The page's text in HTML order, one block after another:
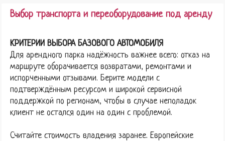
Выбор транспорта и переоборудование под аренду
КРИТЕРИИ ВЫБОРА БАЗОВОГО АВТОМОБИЛЯ
Для арендного парка надёжность важнее всего: отказ на
маршруте оборачивается возвратами, ремонтами и
испорченными отзывами. Берите модели с
подтверждённым ресурсом и широкой сервисной
поддержкой по регионам, чтобы в случае неполадок
клиент не остался один на один с проблемой.
Считайте стоимость владения заранее. Европейские